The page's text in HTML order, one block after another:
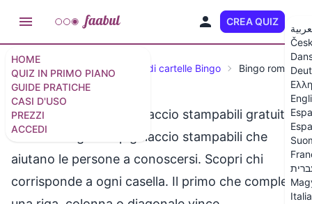
HOME
QUIZ IN PRIMO PIANO
GUIDE PRATICHE
CASI D'USO
PREZZI
ACCEDI
CREA QUIZ
Guide Generatore gratuito di cartelle Bingo Bingo
Schede bingo rompighiaccio stampabili gratuite
Schede bingo rompighiaccio stampabili che
aiutano le persone a conoscersi. Scopri chi
corrisponde a ogni casella. Il primo che completa